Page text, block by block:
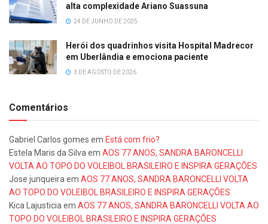
alta complexidade Ariano Suassuna
24 DE JUNHO DE 2025
Herói dos quadrinhos visita Hospital Madrecor
em Uberlândia e emociona paciente
3 DE AGOSTO DE 2026
Comentários
Gabriel Carlos gomes em Está com frio?
Estela Maris da Silva em AOS 77 ANOS, SANDRA BARONCELLI
VOLTA AO TOPO DO VOLEIBOL BRASILEIRO E INSPIRA GERAÇÕES
Jose junqueira em AOS 77 ANOS, SANDRA BARONCELLI VOLTA
AO TOPO DO VOLEIBOL BRASILEIRO E INSPIRA GERAÇÕES
Kica Lajusticia em AOS 77 ANOS, SANDRA BARONCELLI VOLTA AO
TOPO DO VOLEIBOL BRASILEIRO E INSPIRA GERAÇÕES